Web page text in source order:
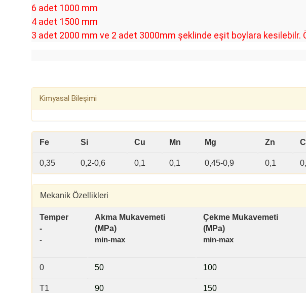
6 adet 1000 mm
4 adet 1500 mm
3 adet 2000 mm ve 2 adet 3000mm şeklinde eşit boylara kesilebilr.
Kimyasal Bileşimi
Fe Si Cu Mn Mg Zn
0,35 0,2-0,6 0,1 0,1 0,45-0,9 0,1
Mekanik Özellikleri
Temper
-
-
Akma Mukavemeti
(MPa)
min-max
Çekme Mukavemeti
(MPa)
min-max
0 50 100
T1 90 150